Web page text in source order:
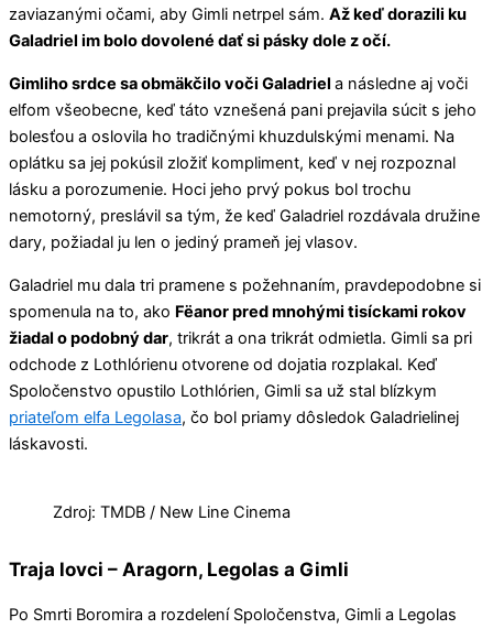
zaviazanými očami, aby Gimli netrpel sám. Až keď dorazili ku
Galadriel im bolo dovolené dať si pásky dole z očí.
Gimliho srdce sa obmäkčilo voči Galadriel a následne aj voči
elfom všeobecne, keď táto vznešená pani prejavila súcit s jeho
bolesťou a oslovila ho tradičnými khuzdulskými menami. Na
oplátku sa jej pokúsil zložiť kompliment, keď v nej rozpoznal
lásku a porozumenie. Hoci jeho prvý pokus bol trochu
nemotorný, preslávil sa tým, že keď Galadriel rozdávala družine
dary, požiadal ju len o jediný prameň jej vlasov.
Galadriel mu dala tri pramene s požehnaním, pravdepodobne si
spomenula na to, ako Fëanor pred mnohými tisíckami rokov
žiadal o podobný dar, trikrát a ona trikrát odmietla. Gimli sa pri
odchode z Lothlórienu otvorene od dojatia rozplakal. Keď
Spoločenstvo opustilo Lothlórien, Gimli sa už stal blízkym
priateľom elfa Legolasa, čo bol priamy dôsledok Galadrielinej
láskavosti.
Zdroj: TMDB / New Line Cinema
Traja lovci – Aragorn, Legolas a Gimli
Po Smrti Boromira a rozdelení Spoločenstva, Gimli a Legolas